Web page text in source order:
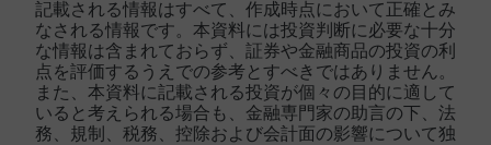
記載される情報はすべて、作成時点において正確とみ
なされる情報です。本資料には投資判断に必要な十分
な情報は含まれておらず、証券や金融商品の投資の利
点を評価するうえでの参考とすべきではありません。
また、本資料に記載される投資が個々の目的に適して
いると考えられる場合も、金融専門家の助言の下、法
務、規制、税務、控除および会計面の影響について独